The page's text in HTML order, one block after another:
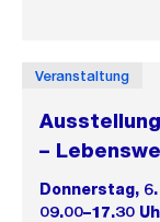
Veranstaltung
–
Donnerstag,
09.00–17.30